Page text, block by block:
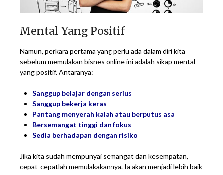
Mental Yang Positif
Namun, perkara pertama yang perlu ada dalam diri kita
sebelum memulakan bisnes online ini adalah sikap mental
yang positif. Antaranya:
Sanggup belajar dengan serius
Sanggup bekerja keras
Pantang menyerah kalah atau berputus asa
Bersemangat tinggi dan fokus
Sedia berhadapan dengan risiko
Jika kita sudah mempunyai semangat dan kesempatan,
cepat-cepatlah memulakakannya. Ia akan menjadi lebih baik